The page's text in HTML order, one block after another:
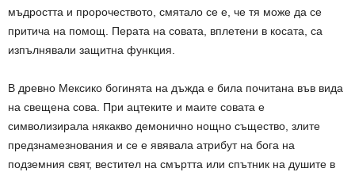
мъдростта и пророчеството, смятало се е, че тя може да се
притича на помощ. Перата на совата, вплетени в косата, са
изпълнявали защитна функция.
В древно Мексико богинята на дъжда е била почитана във вида
на свещена сова. При ацтеките и маите совата е
символизирала някакво демонично нощно същество, злите
предзнамезнования и се е явявала атрибут на бога на
подземния свят, вестител на смъртта или спътник на душите в